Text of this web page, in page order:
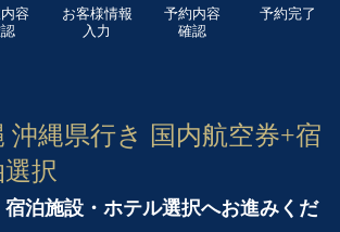
容
お客様情報
入力
予約内容
確認
予約完了
沖縄県行き 国内航空券+宿
択
泊施設・ホテル選択へお進みくだ